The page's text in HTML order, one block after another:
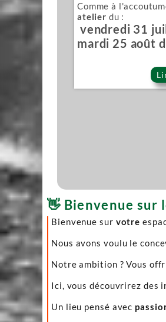
Comme à
atelier du :
vendredi 31
mardi 25 août
👋 Bienvenue sur
Bienvenue sur votre
Nous avons voulu le
Notre ambition ? Vous
Ici, vous découvrirez des
Un lieu pensé avec